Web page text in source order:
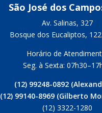
São José dos
Av. Salinas, 327
Bosque dos Eucaliptos,
Horário de
Seg. à Sexta:
(12) 99248-0892
(12) 99140-8969 (Gilberto
(12) 3322-1280